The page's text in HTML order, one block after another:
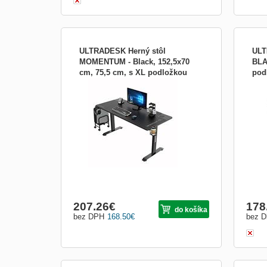
ULTRADESK Herný stôl
MOMENTUM - Black, 152,5x70
cm, 75,5 cm, s XL podložkou
Disponuje maximálnu stabilitou, pohodlím a
priestorom v takmer každej situácii, najmä
vďaka svojej konštrukcii a materiálov
vysokej kvality. Atraktívny moderný design
je samozrejmosťou. Pre tých, ktorí si
potrpia na organi...
168.50€
bez DPH
207.26€ do košíka
stôl
bez